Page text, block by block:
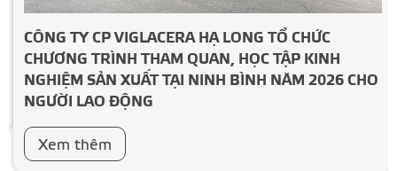
CÔNG TY CP VIGLACERA HẠ LONG TỔ CHỨC
CHƯƠNG TRÌNH THAM QUAN, HỌC TẬP KINH
NGHIỆM SẢN XUẤT TẠI NINH BÌNH NĂM 2026 CHO
NGƯỜI LAO ĐỘNG
Xem thêm